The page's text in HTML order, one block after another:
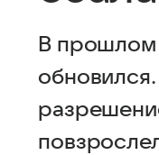
В прошлом